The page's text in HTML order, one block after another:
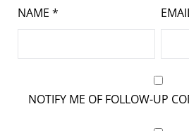
NAME *
NOTIFY ME OF FOLLOW-UP